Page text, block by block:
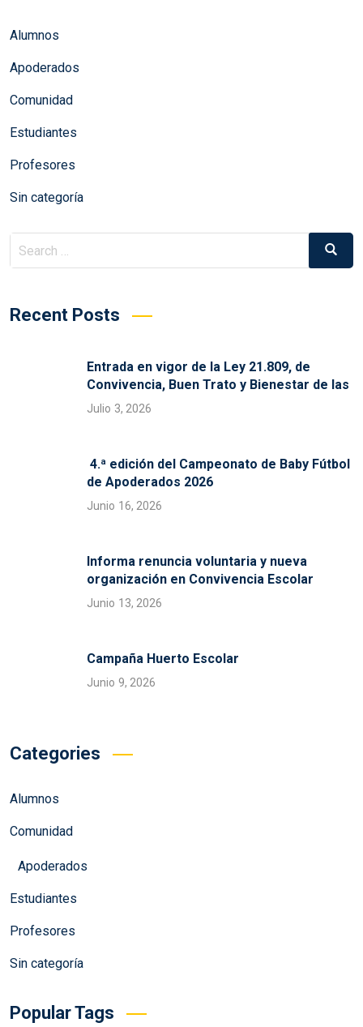
Alumnos
Apoderados
Comunidad
Estudiantes
Profesores
Sin categoría
Search
for:
Search
Recent Posts
Entrada en vigor de la Ley 21.809, de
Convivencia, Buen Trato y Bienestar de las
Julio 3, 2026
4.ª edición del Campeonato de Baby Fútbol
de Apoderados 2026
Junio 16, 2026
Informa renuncia voluntaria y nueva
organización en Convivencia Escolar
Junio 13, 2026
Campaña Huerto Escolar
Junio 9, 2026
Categories
Alumnos
Comunidad
Apoderados
Estudiantes
Profesores
Sin categoría
Popular Tags